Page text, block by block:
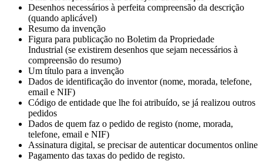
Desenhos necessários à perfeita compreensão da descrição
(quando aplicável)
Resumo da invenção
Figura para publicação no Boletim da Propriedade
Industrial (se existirem desenhos que sejam necessários à
compreensão do resumo)
Um título para a invenção
Dados de identificação do inventor (nome, morada, telefone,
email e NIF)
Código de entidade que lhe foi atribuído, se já realizou outros
pedidos
Dados de quem faz o pedido de registo (nome, morada,
telefone, email e NIF)
Assinatura digital, se precisar de autenticar documentos online
Pagamento das taxas do pedido de registo.